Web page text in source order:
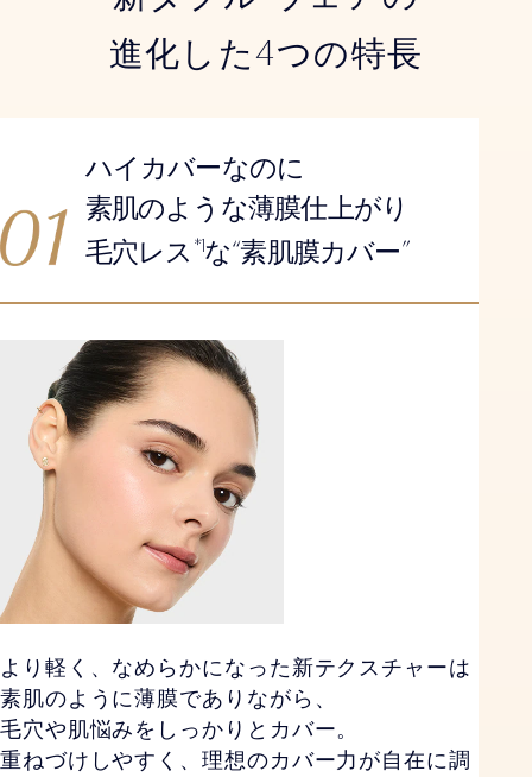
[ライトミディアム（ミディアム寄り）] 2N1 12 デザート ベー
ウォーム（ベージュ）
[ミディアム（ライトミディアム寄り）] 2W1 ドーン
[ミディアム] 3W0 65 ウォーム クリーム
進化した4つの特長
ハイカバーなのに
素肌のような薄膜仕上がり
毛穴レス *1な“素肌膜カバー”
より軽く、なめらかになった新テクスチャーは
素肌のように薄膜でありながら、
毛穴や肌悩みをしっかりとカバー。
重ねづけしやすく、理想のカバー力が自在に調